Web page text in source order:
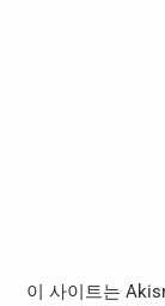
이 사이트는